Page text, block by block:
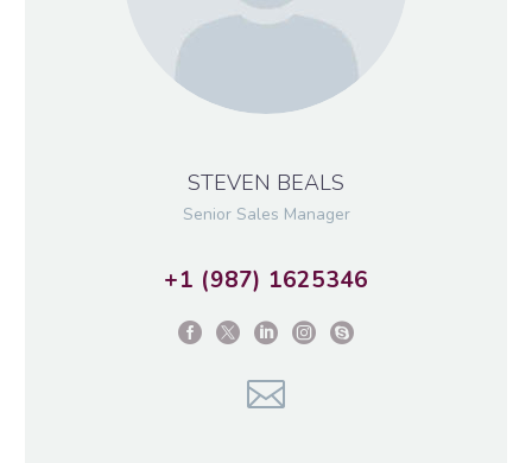
STEVEN BEALS
Senior Sales Manager
+1 (987) 1625346